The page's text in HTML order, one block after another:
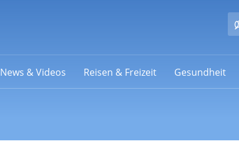
News & Videos Reisen & Freizeit Gesundheit